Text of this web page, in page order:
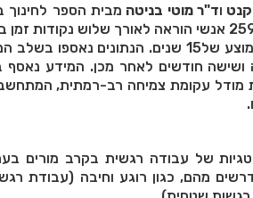
וד"ר מוטי בניטה מבית הספר לחינוך
בחנו את ניהול רגשותיהם של 259 אנשי הוראה לאורך
.60% מהם נשים, עם ניסיון ממוצע של15 שנים.
ושישה חודשים לאחר מכן. המידע
מודל עקומת צמיחה רב-רמתית, המתחשב
של עבודה רגשית בקרב מורים בעת
מהם, כגון רוגע וחיבה (עבודת